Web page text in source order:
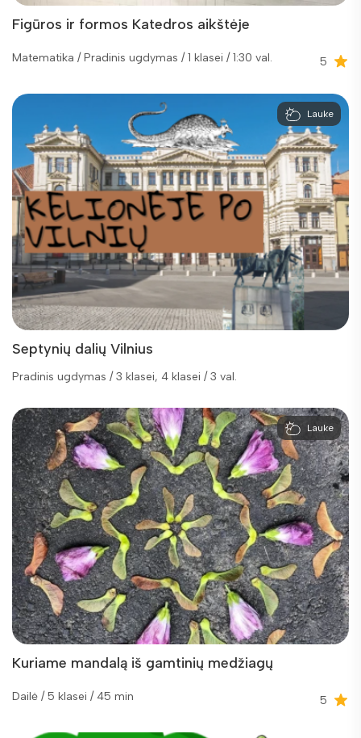
Figūros ir formos Katedros aikštėje
Matematika / Pradinis ugdymas / 1 klasei / 1:30 val. 5
Lauke
Septynių dalių Vilnius
Pradinis ugdymas / 3 klasei, 4 klasei / 3 val.
Lauke
Kuriame mandalą iš gamtinių medžiagų
Dailė / 5 klasei / 45 min 5